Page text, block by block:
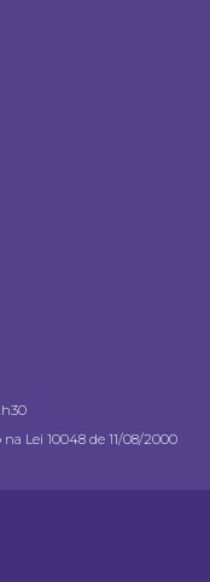
na Lei 10048 de 11/08/2000